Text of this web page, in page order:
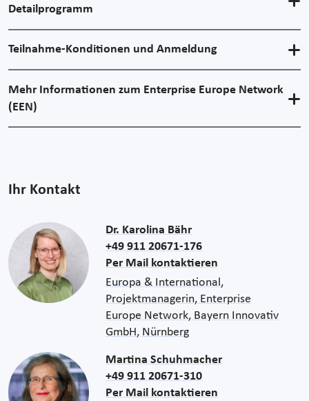
Detailprogramm
Teilnahme-Konditionen und Anmeldung
Mehr Informationen zum Enterprise Europe Network
(EEN)
Ihr Kontakt
Dr. Karolina Bähr
+49 911 20671-176
Per Mail kontaktieren
Europa & International,
Projektmanagerin, Enterprise
Europe Network, Bayern Innovativ
GmbH, Nürnberg
Martina Schuhmacher
+49 911 20671-310
Per Mail kontaktieren